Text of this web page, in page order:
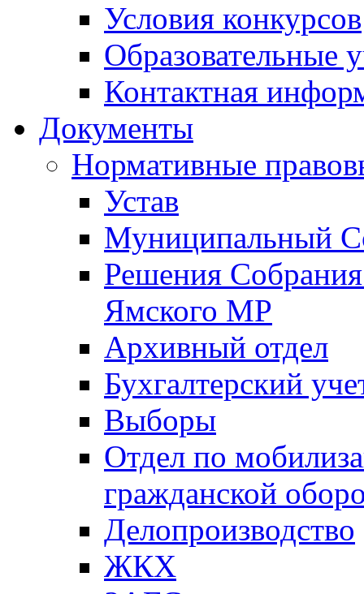
Условия конкурсов
Образовательные
Контактная
Документы
Нормативные
Устав
Муниципальный
Решения
Ямского МР
Архивный отдел
Бухгалтерский
Выборы
Отдел по
гражданской
Делопроизводство
ЖКХ